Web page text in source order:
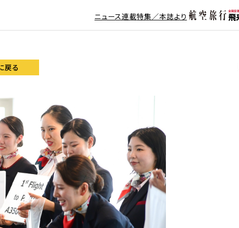
ニュース連載特集／本誌より
戻る